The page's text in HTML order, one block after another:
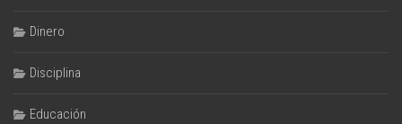
Dinero
Disciplina
Educación